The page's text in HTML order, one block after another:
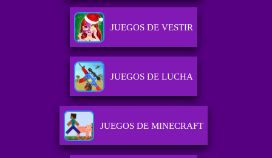
JUEGOS DE VESTIR
JUEGOS DE LUCHA
JUEGOS DE MINECRAFT